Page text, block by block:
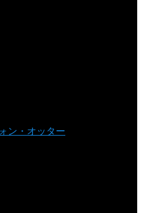
ン・オッター